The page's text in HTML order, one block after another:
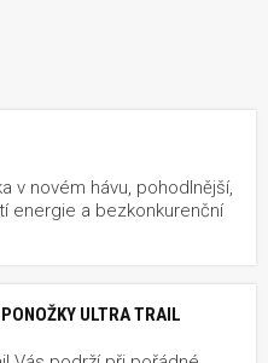
v novém hávu, pohodlnější,
energie a bezkonkurenční
ULTRA TRAIL